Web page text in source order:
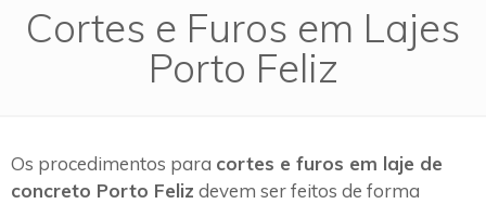
Cortes e Furos em Lajes
Porto Feliz
Os procedimentos para cortes e furos em laje de
concreto Porto Feliz devem ser feitos de forma